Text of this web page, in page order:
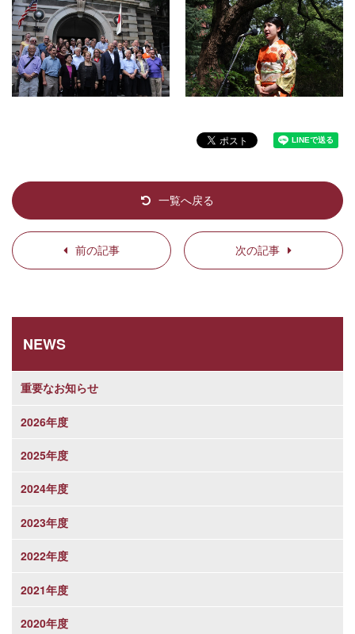
前の記事
一覧へ戻る
次の記事
NEWS
重要なお知らせ
2026年度
2025年度
2024年度
2023年度
2022年度
2021年度
2020年度